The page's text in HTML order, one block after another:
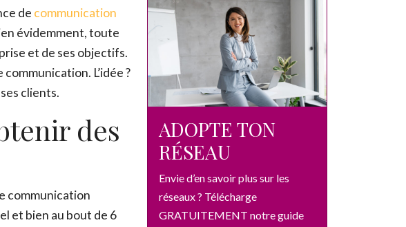
de communication
évidemment, toute
et de ses objectifs.
L’idée ?
clients.
des
communication
et bien au bout de 6
ADOPTE TON
RÉSEAU
Envie d’en savoir plus sur les
réseaux ? Télécharge
GRATUITEMENT notre guide